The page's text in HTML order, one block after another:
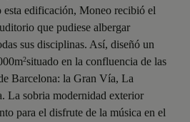
esta edificación, Moneo recibió el
que pudiese albergar
sus disciplinas. Así, diseñó un
2situado en la confluencia de las
Barcelona: la Gran Vía, La
La sobria modernidad exterior
para el disfrute de la música en el